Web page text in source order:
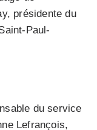
présidente du
Paul-
du service
Lefrançois,